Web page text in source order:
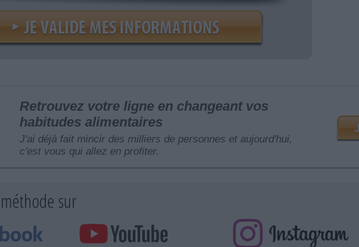
Retrouvez votre ligne en changeant vos
habitudes alimentaires
J'ai déjà fait mincir des milliers de personnes et aujourd'hui,
c'est vous qui allez en profiter.
sur